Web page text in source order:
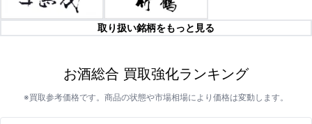
取り扱い銘柄をもっと見る
お酒総合 買取強化ランキング
※買取参考価格です。商品の状態や市場相場により価格は変動します。